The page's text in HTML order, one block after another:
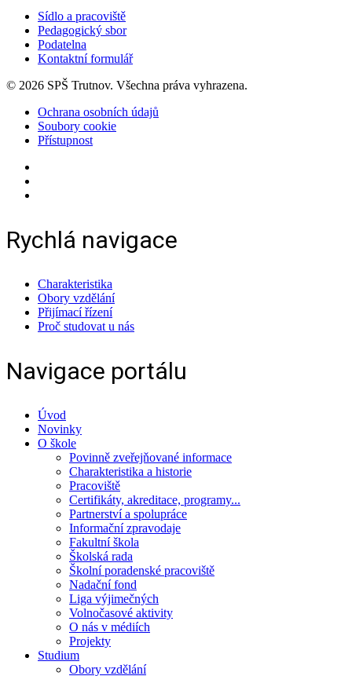
Sídlo a pracoviště
Pedagogický sbor
Podatelna
Kontaktní formulář
© 2026 SPŠ Trutnov. Všechna práva vyhrazena.
Ochrana osobních údajů
Soubory cookie
Přístupnost
Rychlá navigace
Charakteristika
Obory vzdělání
Přijímací řízení
Proč studovat u nás
Navigace portálu
Úvod
Novinky
O škole
Povinně zveřejňované informace
Charakteristika a historie
Pracoviště
Certifikáty, akreditace, programy...
Partnerství a spolupráce
Informační zpravodaje
Fakultní škola
Školská rada
Školní poradenské pracoviště
Nadační fond
Liga výjimečných
Volnočasové aktivity
O nás v médiích
Projekty
Studium
Obory vzdělání